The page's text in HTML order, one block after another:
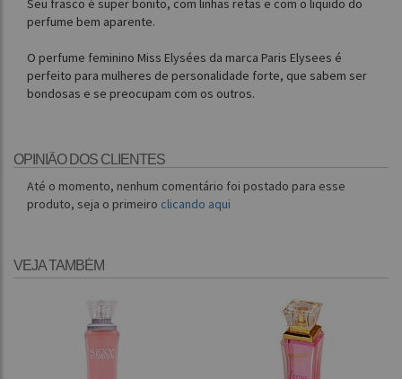
Seu frasco é super bonito, com linhas retas e com o liquido do
perfume bem aparente.
O perfume feminino Miss Elysées da marca Paris Elysees é
perfeito para mulheres de personalidade forte, que sabem ser
bondosas e se preocupam com os outros.
OPINIÃO DOS CLIENTES
Até o momento, nenhum comentário foi postado para esse
produto, seja o primeiro clicando aqui
VEJA TAMBÉM